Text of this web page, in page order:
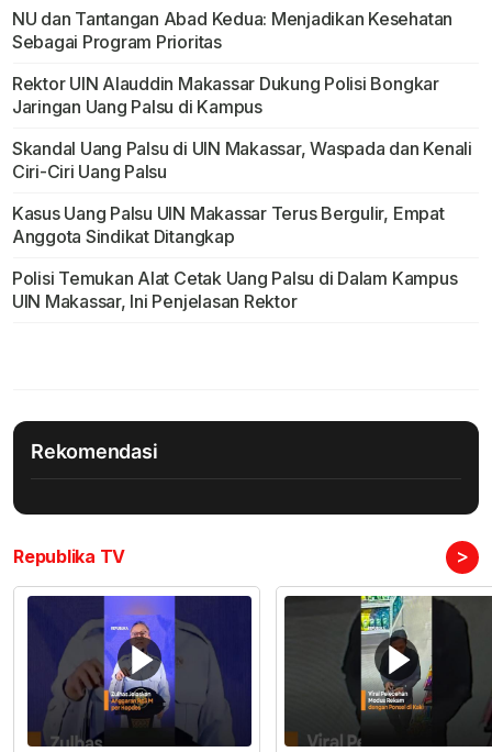
NU dan Tantangan Abad Kedua: Menjadikan Kesehatan
Sebagai Program Prioritas
Rektor UIN Alauddin Makassar Dukung Polisi Bongkar
Jaringan Uang Palsu di Kampus
Skandal Uang Palsu di UIN Makassar, Waspada dan Kenali
Ciri-Ciri Uang Palsu
Kasus Uang Palsu UIN Makassar Terus Bergulir, Empat
Anggota Sindikat Ditangkap
Polisi Temukan Alat Cetak Uang Palsu di Dalam Kampus
UIN Makassar, Ini Penjelasan Rektor
Rekomendasi
Republika TV >